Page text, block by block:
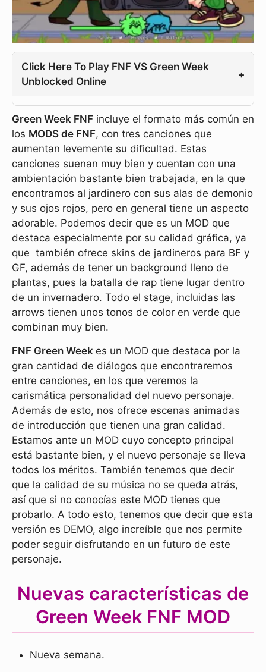
Click Here To Play FNF VS Green Week
Unblocked Online
+
Green Week FNF incluye el formato más común en
los MODS de FNF, con tres canciones que
aumentan levemente su dificultad. Estas
canciones suenan muy bien y cuentan con una
ambientación bastante bien trabajada, en la que
encontramos al jardinero con sus alas de demonio
y sus ojos rojos, pero en general tiene un aspecto
adorable. Podemos decir que es un MOD que
destaca especialmente por su calidad gráfica, ya
que también ofrece skins de jardineros para BF y
GF, además de tener un background lleno de
plantas, pues la batalla de rap tiene lugar dentro
de un invernadero. Todo el stage, incluidas las
arrows tienen unos tonos de color en verde que
combinan muy bien.
FNF Green Week es un MOD que destaca por la
gran cantidad de diálogos que encontraremos
entre canciones, en los que veremos la
carismática personalidad del nuevo personaje.
Además de esto, nos ofrece escenas animadas
de introducción que tienen una gran calidad.
Estamos ante un MOD cuyo concepto principal
está bastante bien, y el nuevo personaje se lleva
todos los méritos. También tenemos que decir
que la calidad de su música no se queda atrás,
así que si no conocías este MOD tienes que
probarlo. A todo esto, tenemos que decir que esta
versión es DEMO, algo increíble que nos permite
poder seguir disfrutando en un futuro de este
personaje.
Nuevas características de
Green Week FNF MOD
Nueva semana.